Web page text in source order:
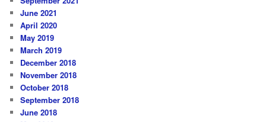
June 2021
April 2020
May 2019
March 2019
December 2018
November 2018
October 2018
September 2018
June 2018